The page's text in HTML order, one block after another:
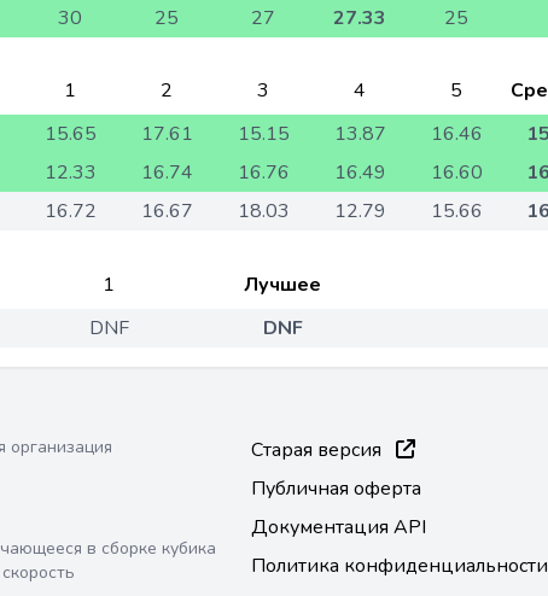
30 25 27 27.33 25
1 2 3 4 5
15.65 17.61 15.15 13.87 16.46
12.33 16.74 16.76 16.49 16.60
16.72 16.67 18.03 12.79 15.66
1
Лучшее
DNF DNF
в сборке кубика
Старая версия
Публичная оферта
Документация API
Политика конфиденциальности